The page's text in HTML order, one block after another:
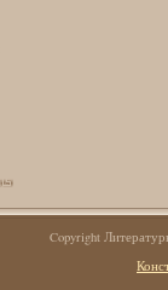
Copyright